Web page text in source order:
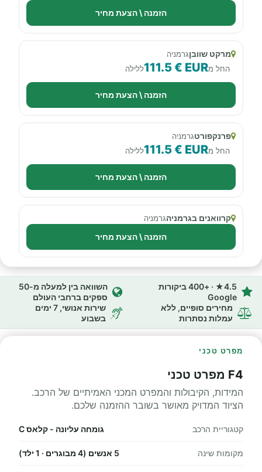
הזמנה \ הצעת מחיר
מרקט שוובןגרמניה
החל מ111.5 € EURללילה
הזמנה \ הצעת מחיר
פרנקפורטגרמניה
החל מ111.5 € EURללילה
הזמנה \ הצעת מחיר
קרוואנים בגרמניהגרמניה
הזמנה \ הצעת מחיר
4.5★ · +400 ביקורות
Google
השוואה בין למעלה מ-50
ספקים ברחבי העולם
מחירים סופיים, ללא
עמלות נסתרות
שירות אנושי, 7 ימים
בשבוע
מפרט טכני
F4 מפרט טכני
המידות, הקיבולות והמפרט המכני האמיתיים של הרכב.
הציוד המדויק מאושר בשובר ההזמנה שלכם.
קטגוריית הרכב גומחה עליונה - קלאס C
מקומות שינה 5 אנשים (4 מבוגרים · 1 ילד)